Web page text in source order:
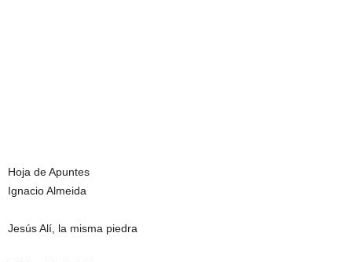
Hoja de Apuntes
Ignacio Almeida
Jesús Alí, la misma piedra